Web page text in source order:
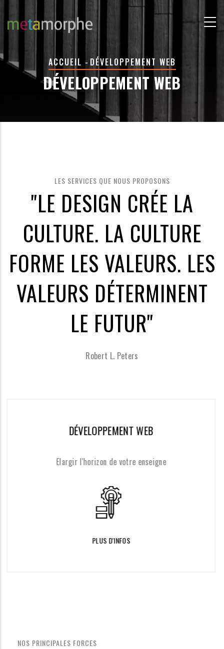
FIL
D'ARIANE
ACCUEIL - DÉVELOPPEMENT WEB
DÉVELOPPEMENT WEB
LES SERVICES QUE NOUS PROPOSONS
"LE DESIGN CRÉE LA
CULTURE. LA CULTURE
FORME LES VALEURS. LES
VALEURS DÉTERMINENT
LE FUTUR"
Robert L. Peters
WEB
de votre enseigne
NOS PRINCIPALES FORCES